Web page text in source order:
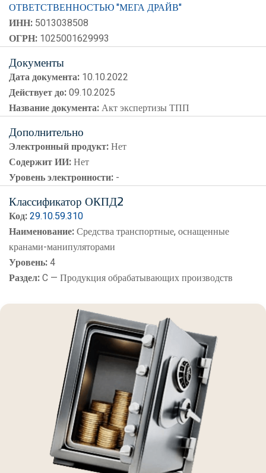
ОТВЕТСТВЕННОСТЬЮ "МЕГА ДРАЙВ"
ИНН: 5013038508
ОГРН: 1025001629993
Документы
Дата документа: 10.10.2022
Действует до:09.10.2025
Название документа:Акт экспертизы ТПП
Дополнительно
Электронный продукт:Нет
Содержит ИИ:Нет
Уровень электронности: -
Классификатор ОКПД2
Код:29.10.59.310
Наименование:Средства транспортные, оснащенные
кранами-манипуляторами
Уровень:4
Раздел:C — Продукция обрабатывающих производств